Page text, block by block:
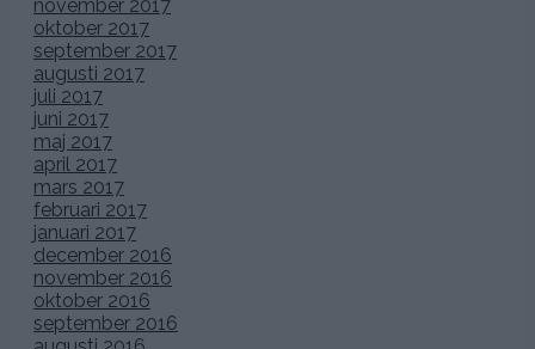
november 2017
oktober 2017
september 2017
augusti 2017
juli 2017
juni 2017
maj 2017
april 2017
mars 2017
februari 2017
januari 2017
december 2016
november 2016
oktober 2016
september 2016